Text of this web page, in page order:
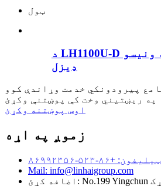
ټول
ډیزل
اوس پوښتنه وکړئ
زموږ په اړه
ټیلیفون: +۸۶-۵۲۳-۸۶۹۹۲۳۵۶
Mail: info@linhaigroup.com